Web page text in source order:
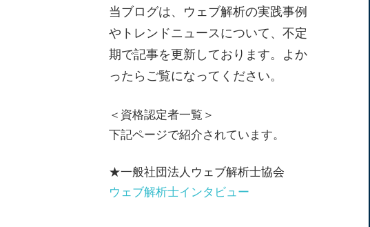
当ブログは、ウェブ解析の実践事例
やトレンドニュースについて、不定
期で記事を更新しております。よか
ったらご覧になってください。
＜資格認定者一覧＞
下記ページで紹介されています。
★一般社団法人ウェブ解析士協会
ウェブ解析士インタビュー